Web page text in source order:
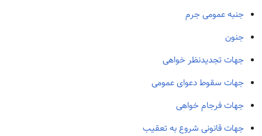
جنبه عمومی جرم
جنون
جهات تجدیدنظر خواهی
جهات سقوط دعوای عمومی
جهات فرجام خواهی
جهات قانونی شروع به تعقیب